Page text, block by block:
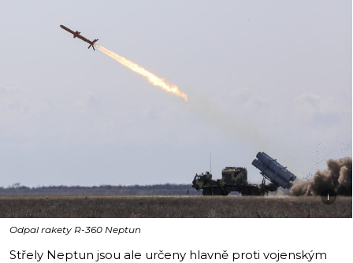
i
Odpal rakety R-360 Neptun
Střely Neptun jsou ale určeny hlavně proti vojenským